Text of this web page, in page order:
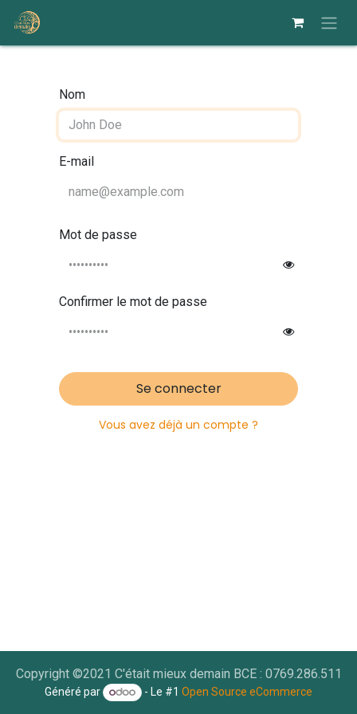
Se rendre au contenu
Nom
E-mail
Mot de passe
Confirmer le mot de passe
Se connecter
Vous avez déjà un compte ?
Copyright ©2021 C'était mieux demain BCE : 0769.286.511
Généré par - Le #1 Open Source eCommerce